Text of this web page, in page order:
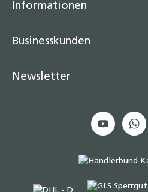
Informationen
Businesskunden
Newsletter